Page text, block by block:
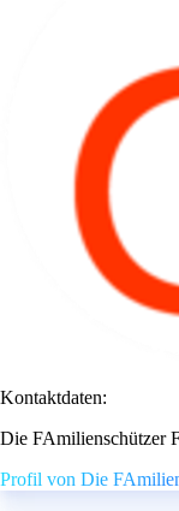
Kontaktdaten:
Die FAmilienschützer
Profil von Die